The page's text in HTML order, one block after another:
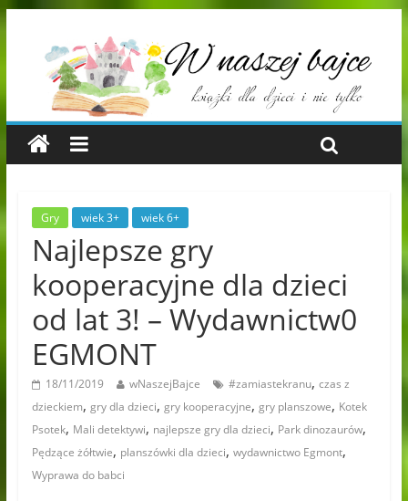
Gry wiek 3+ wiek 6+
Najlepsze gry
kooperacyjne dla dzieci
od lat 3! – Wydawnictw0
EGMONT
18/11/2019 wNaszejBajce #zamiastekranu, czas z
dzieckiem, gry dla dzieci, gry kooperacyjne, gry planszowe, Kotek
Psotek, Mali detektywi, najlepsze gry dla dzieci, Park dinozaurów,
Pędzące żółtwie, planszówki dla dzieci, wydawnictwo Egmont,
Wyprawa do babci